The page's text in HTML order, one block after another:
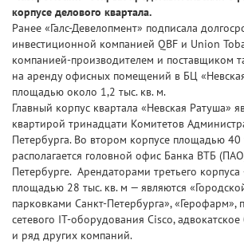
корпусе делового квартала.
Ранее «Галс-Девелопмент» подписала
инвестиционной компанией QBF и Union
компанией-производителем и поставщиком
на аренду офисных помещений в БЦ
площадью около 1,2 тыс. кв. м.
Главный корпус квартала «Невская Ратуша»
квартирой тринадцати Комитетов
Петербурга. Во втором корпусе площадью 40
располагается головной офис Банка ВТБ
Петербурге. Арендаторами третьего корпуса
площадью 28 тыс. кв. м — являются
парковками Санкт-Петербурга», «Герофарм»,
сетевого IT-оборудования Cisco,
и ряд других компаний.